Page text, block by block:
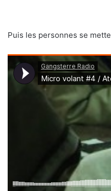
Puis les personnes se